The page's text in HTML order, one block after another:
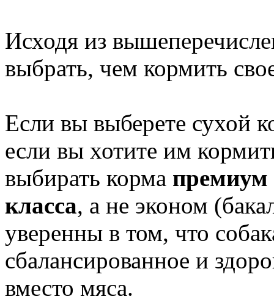
Исходя из
выбрать, чем кормить
Если вы выберете сухой
если вы хотите им
выбирать корма премиум
класса, а не эконом
уверенны в том, что
сбалансированное и
вместо мяса.